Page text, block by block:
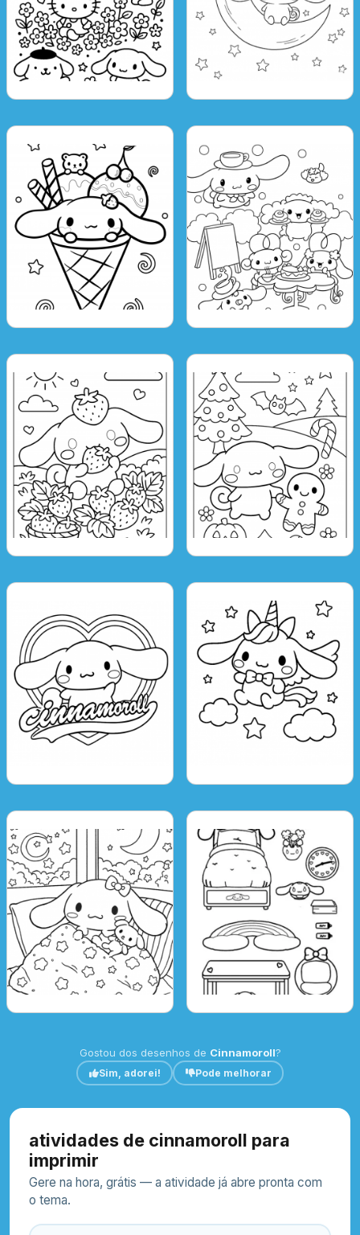
Gostou dos desenhos de Cinnamoroll?
Sim, adorei! Pode melhorar
atividades de cinnamoroll para
imprimir
Gere na hora, grátis — a atividade já abre pronta com
o tema.